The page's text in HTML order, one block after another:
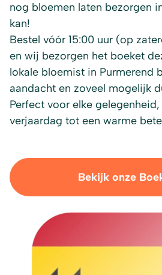
nog bloemen laten bezorgen
kan!
Bestel vóór 15:00 uur (op
en wij bezorgen het boeket
lokale bloemist in Purmerend
aandacht en zoveel mogelijk
Perfect voor elke
verjaardag tot een warme
Bekijk onze